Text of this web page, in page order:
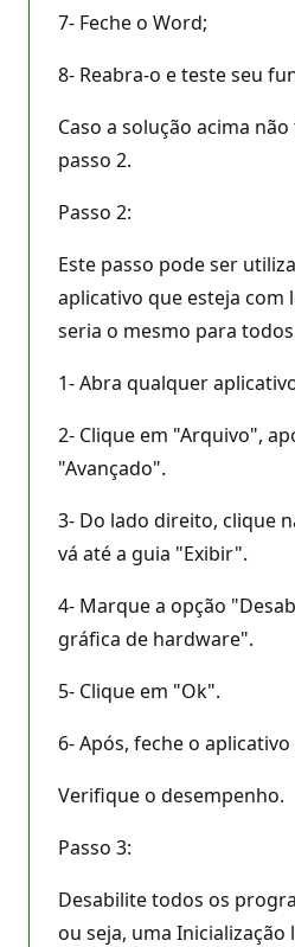
7- Feche o Word;
8- Reabra-o e teste seu
Caso a solução acima
passo 2.
Passo 2:
Este passo pode ser
aplicativo que esteja com
seria o mesmo para
1- Abra qualquer
2- Clique em "Arquivo",
"Avançado".
3- Do lado direito, clique
vá até a guia "Exibir".
4- Marque a opção
gráfica de hardware".
5- Clique em "Ok".
6- Após, feche o
Verifique o desempenho.
Passo 3:
Desabilite todos os
ou seja, uma